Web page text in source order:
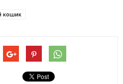
кошик